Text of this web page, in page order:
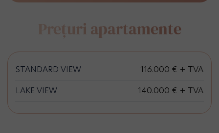
Prețuri apartamente
STANDARD VIEW
116.000 € + TVA
LAKE VIEW
140.000 € + TVA